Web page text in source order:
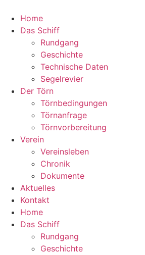
Home
Das Schiff
Rundgang
Geschichte
Technische Daten
Segelrevier
Der Törn
Törnbedingungen
Törnanfrage
Törnvorbereitung
Verein
Vereinsleben
Chronik
Dokumente
Aktuelles
Kontakt
Home
Das Schiff
Rundgang
Geschichte